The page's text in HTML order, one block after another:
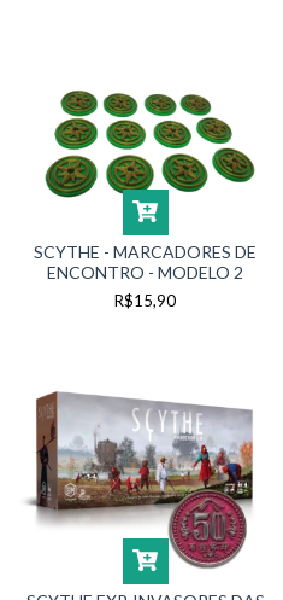
SCYTHE - MARCADORES DE
ENCONTRO - MODELO 2
R$15,90